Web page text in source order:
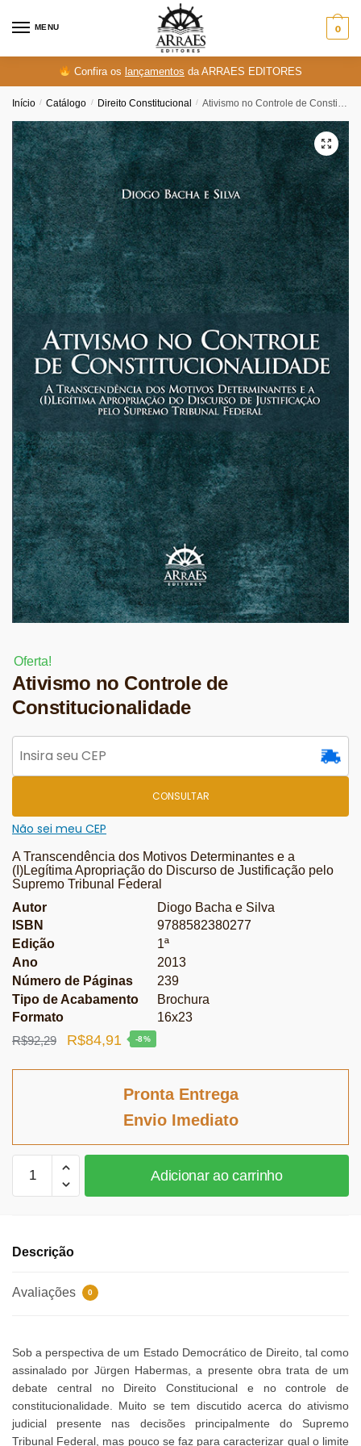
MENU 0
Confira os lançamentos da ARRAES EDITORES
Início / Catálogo / Direito Constitucional / Ativismo no Controle de Constitucionalidade
Oferta!
Ativismo no Controle de
Constitucionalidade
CONSULTAR
Não sei meu CEP
A Transcendência dos Motivos Determinantes e a
(I)Legítima Apropriação do Discurso de Justificação pelo
Supremo Tribunal Federal
Autor
Diogo Bacha e Silva
ISBN
9788582380277
Edição
1ª
Ano
2013
Número de Páginas
239
Tipo de Acabamento
Brochura
Formato
16x23
R$92,29
O
R$84,91 O
atual
-8%
Pronta Entrega
Envio Imediato
quantidade
Adicionar ao carrinho
Descrição
Avaliações 0
Sob a perspectiva de um Estado Democrático de Direito, tal como
assinalado por Jürgen Habermas, a presente obra trata de um
debate central no Direito Constitucional e no controle de
constitucionalidade. Muito se tem discutido acerca do ativismo
judicial presente nas decisões principalmente do Supremo
Tribunal Federal, mas pouco se faz para caracterizar qual o limite